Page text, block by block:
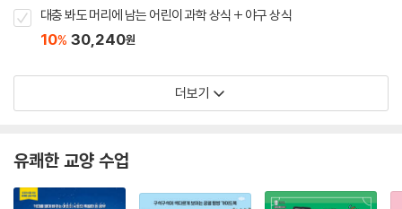
대충 봐도 머리에 남는 어린이 과학 상식 + 야구 상식
10% 30,240원
더보기
유쾌한 교양 수업